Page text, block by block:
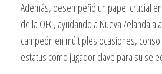
Además, desempeñó un papel crucial
de la OFC, ayudando a Nueva Zelanda
campeón en múltiples ocasiones,
estatus como jugador clave para su